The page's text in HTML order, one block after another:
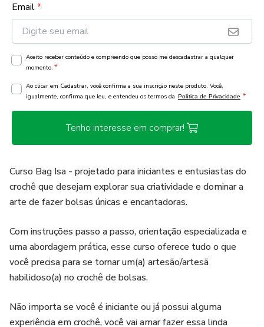
Email*
Aceito receber conteúdo e compreendo que posso me descadastrar a qualquer
momento. *
Ao clicar em Cadastrar, você confirma a sua inscrição neste produto. Você,
igualmente, confirma que leu, e entendeu os termos da Política de Privacidade *
Tenho interesse em comprar!
Curso Bag Isa - projetado para iniciantes e entusiastas do
crochê que desejam explorar sua criatividade e dominar a
arte de fazer bolsas únicas e encantadoras.
Com instruções passo a passo, orientação especializada e
uma abordagem prática, esse curso oferece tudo o que
você precisa para se tornar um(a) artesão/artesã
habilidoso(a) no crochê de bolsas.
Não importa se você é iniciante ou já possui alguma
experiência em crochê, você vai amar fazer essa linda